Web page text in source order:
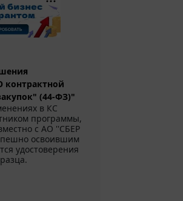
(44-ФЗ)"
в КС
программы,
с АО ''СБЕР
освоившим
удостоверения